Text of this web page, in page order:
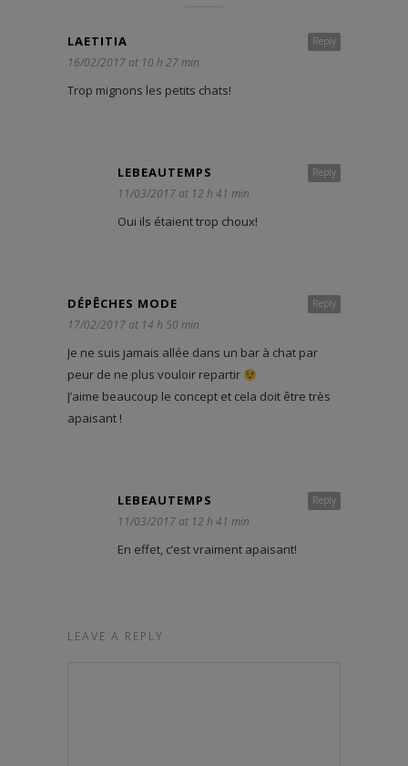
Reply
LAETITIA
16/02/2017 at 10 h 27 min
Trop mignons les petits chats!
Reply
LEBEAUTEMPS
11/03/2017 at 12 h 41 min
Oui ils étaient trop choux!
Reply
DÉPÊCHES MODE
17/02/2017 at 14 h 50 min
Je ne suis jamais allée dans un bar à chat par
peur de ne plus vouloir repartir
J’aime beaucoup le concept et cela doit être très
apaisant !
Reply
LEBEAUTEMPS
11/03/2017 at 12 h 41 min
En effet, c’est vraiment apaisant!
LEAVE A REPLY